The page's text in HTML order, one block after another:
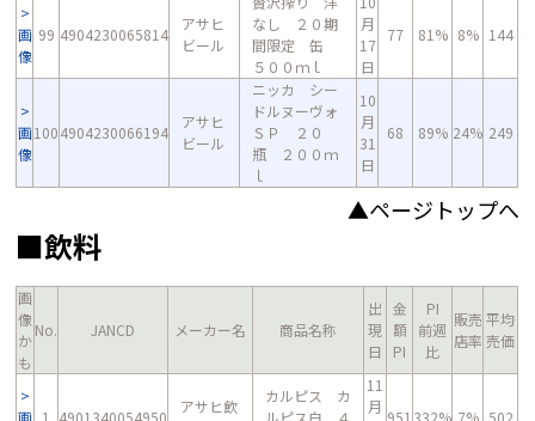
画
像
99 4904230065814
アサヒ
ビール
なし ２０期
間限定 缶
５００ｍｌ
月
17
日
77 81% 8% 144
画
像
1004904230066194
アサヒ
ビール
ニッカ シー
ドルヌーヴォ
ＳＰ ２０
瓶 ２００ｍ
ｌ
10
月
31
日
68 89% 24% 249
▲ページトップへ
■飲料
画
像
か
も
No. JANCD メーカー名 商品名称
出
現
日
金
額
PI
PI
前週
比
販売
店率
平均
売価
画 1 4901340054950
アサヒ飲
カルピス カ
ルピス白 ４
11
月
951 332% 7% 502